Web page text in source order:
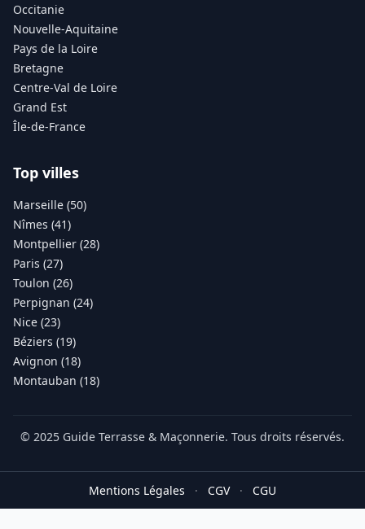
Occitanie
Nouvelle-Aquitaine
Pays de la Loire
Bretagne
Centre-Val de Loire
Grand Est
Île-de-France
Top villes
Marseille (50)
Nîmes (41)
Montpellier (28)
Paris (27)
Toulon (26)
Perpignan (24)
Nice (23)
Béziers (19)
Avignon (18)
Montauban (18)
© 2025 Guide Terrasse & Maçonnerie. Tous droits réservés.
Mentions Légales · CGV · CGU